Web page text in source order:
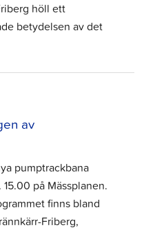
höll ett
betydelsen av det
av
pumptrackbana
på Mässplanen.
finns bland
Friberg,